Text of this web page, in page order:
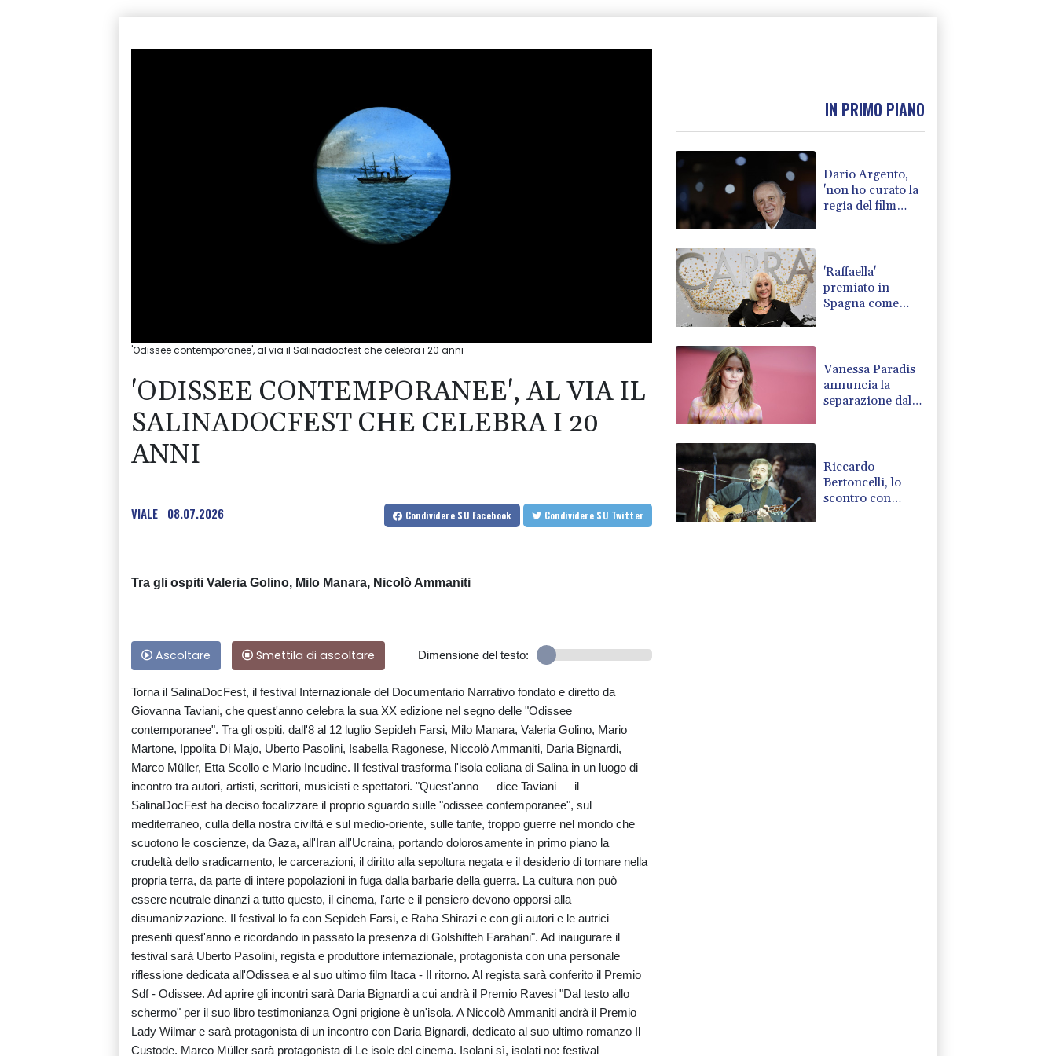
'Odissee contemporanee', al via il Salinadocfest che celebra i 20 anni
'ODISSEE CONTEMPORANEE', AL VIA IL
SALINADOCFEST CHE CELEBRA I 20
ANNI
VIALE 08.07.2026 Condividere SU Facebook Condividere SU Twitter
Tra gli ospiti Valeria Golino, Milo Manara, Nicolò Ammaniti
Ascoltare Smettila di ascoltare Dimensione del testo:
Torna il SalinaDocFest, il festival Internazionale del Documentario Narrativo fondato e diretto da
Giovanna Taviani, che quest'anno celebra la sua XX edizione nel segno delle "Odissee
contemporanee". Tra gli ospiti, dall'8 al 12 luglio Sepideh Farsi, Milo Manara, Valeria Golino, Mario
Martone, Ippolita Di Majo, Uberto Pasolini, Isabella Ragonese, Niccolò Ammaniti, Daria Bignardi,
Marco Müller, Etta Scollo e Mario Incudine. Il festival trasforma l'isola eoliana di Salina in un luogo di
incontro tra autori, artisti, scrittori, musicisti e spettatori. "Quest'anno — dice Taviani — il
SalinaDocFest ha deciso focalizzare il proprio sguardo sulle "odissee contemporanee", sul
mediterraneo, culla della nostra civiltà e sul medio-oriente, sulle tante, troppo guerre nel mondo che
scuotono le coscienze, da Gaza, all'Iran all'Ucraina, portando dolorosamente in primo piano la
crudeltà dello sradicamento, le carcerazioni, il diritto alla sepoltura negata e il desiderio di tornare nella
propria terra, da parte di intere popolazioni in fuga dalla barbarie della guerra. La cultura non può
essere neutrale dinanzi a tutto questo, il cinema, l'arte e il pensiero devono opporsi alla
disumanizzazione. Il festival lo fa con Sepideh Farsi, e Raha Shirazi e con gli autori e le autrici
presenti quest'anno e ricordando in passato la presenza di Golshifteh Farahani". Ad inaugurare il
festival sarà Uberto Pasolini, regista e produttore internazionale, protagonista con una personale
riflessione dedicata all'Odissea e al suo ultimo film Itaca - Il ritorno. Al regista sarà conferito il Premio
Sdf - Odissee. Ad aprire gli incontri sarà Daria Bignardi a cui andrà il Premio Ravesi "Dal testo allo
schermo" per il suo libro testimonianza Ogni prigione è un'isola. A Niccolò Ammaniti andrà il Premio
Lady Wilmar e sarà protagonista di un incontro con Daria Bignardi, dedicato al suo ultimo romanzo Il
Custode. Marco Müller sarà protagonista di Le isole del cinema. Isolani sì, isolati no: festival
IN PRIMO PIANO
Dario Argento,
'non ho curato la
regia del film
'Raffaella'
premiato in
Spagna come
Vanessa Paradis
annuncia la
separazione dallo
Riccardo
Bertoncelli, lo
scontro con